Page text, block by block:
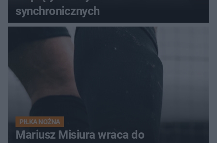
synchronicznych
PIŁKA NOŻNA
Mariusz Misiura wraca do